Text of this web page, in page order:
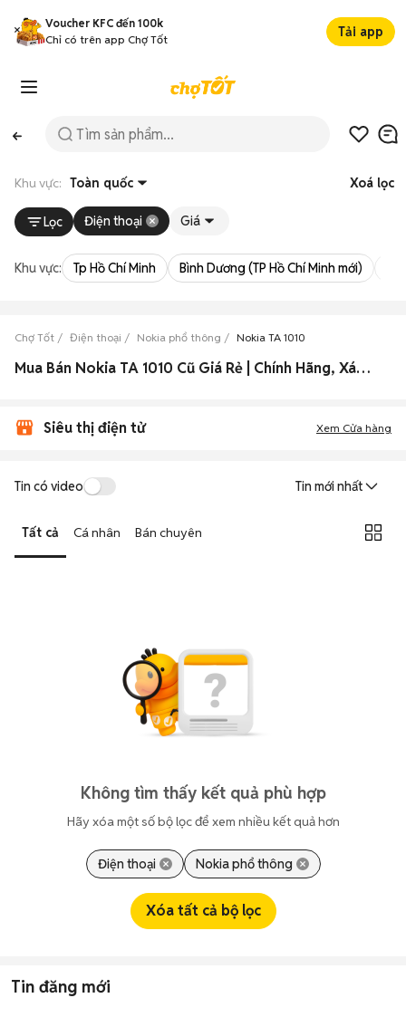
Voucher KFC đến 100k
Chỉ có trên app Chợ Tốt
Tải app
Khu vực: Toàn quốc Xoá lọc
Lọc Điện thoại Giá
Khu vực: Tp Hồ Chí Minh Bình Dương (TP Hồ Chí Minh mới)
Chợ Tốt Điện thoại Nokia phổ thông Nokia TA 1010
Mua Bán Nokia TA 1010 Cũ Giá Rẻ | Chính Hãng, Xách Tay 2026
Siêu thị điện tử Xem Cửa hàng
Tin có video Tin mới nhất
Tất cả Cá nhân Bán chuyên
Không tìm thấy kết quả phù hợp
Hãy xóa một số bộ lọc để xem nhiều kết quả hơn
Điện thoại Nokia phổ thông
Xóa tất cả bộ lọc
Tin đăng mới